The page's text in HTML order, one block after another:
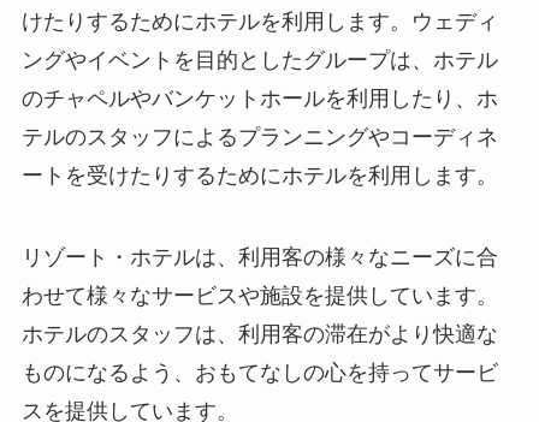
けたりするためにホテルを利用します。ウェディ
ングやイベントを目的としたグループは、ホテル
のチャペルやバンケットホールを利用したり、ホ
テルのスタッフによるプランニングやコーディネ
ートを受けたりするためにホテルを利用します。
リゾート・ホテルは、利用客の様々なニーズに合
わせて様々なサービスや施設を提供しています。
ホテルのスタッフは、利用客の滞在がより快適な
ものになるよう、おもてなしの心を持ってサービ
スを提供しています。